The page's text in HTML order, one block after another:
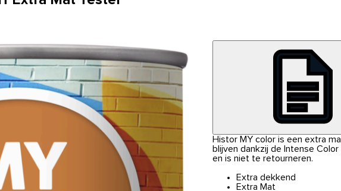
Histor MY color is een extra
blijven dankzij de Intense
en is niet te retourneren.
Extra dekkend
Extra Mat